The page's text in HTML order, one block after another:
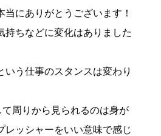
にありがとうございます！
持ちなどに変化はありました
う仕事のスタンスは変わり
周りから見られるのは身が
レッシャーをいい意味で感じ